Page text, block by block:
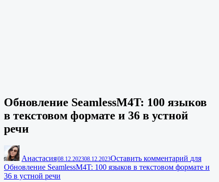
Обновление SeamlessM4T: 100 языков
в текстовом формате и 36 в устной
речи
Анастасия|08.12.202308.12.2023Оставить комментарий для
Обновление SeamlessM4T: 100 языков в текстовом формате и
36 в устной речи